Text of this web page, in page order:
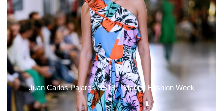
Juan Carlos Pajares SS18 – Madrid Fashion Week